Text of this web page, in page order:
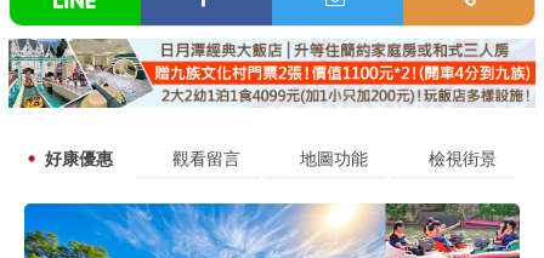
好康優惠 觀看留言 地圖功能 檢視街景